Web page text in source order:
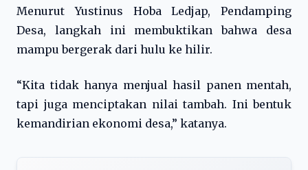
Menurut Yustinus Hoba Ledjap, Pendamping
Desa, langkah ini membuktikan bahwa desa
mampu bergerak dari hulu ke hilir.
“Kita tidak hanya menjual hasil panen mentah,
tapi juga menciptakan nilai tambah. Ini bentuk
kemandirian ekonomi desa,” katanya.